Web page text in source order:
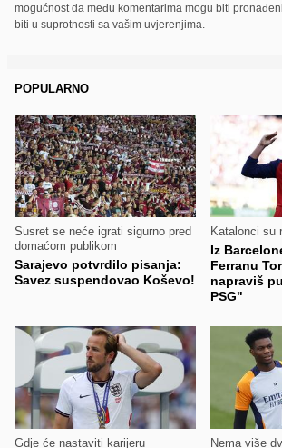
mogućnost da među komentarima mogu biti
biti u suprotnosti sa vašim uvjerenjima.
POPULARNO
Susret se neće igrati sigurno pred
domaćom publikom
Sarajevo potvrdilo pisanja:
Savez suspendovao Koševo!
Katalonci su
Iz
Ferranu
napraviš
PSG"
Gdje će nastaviti karijeru Nema više